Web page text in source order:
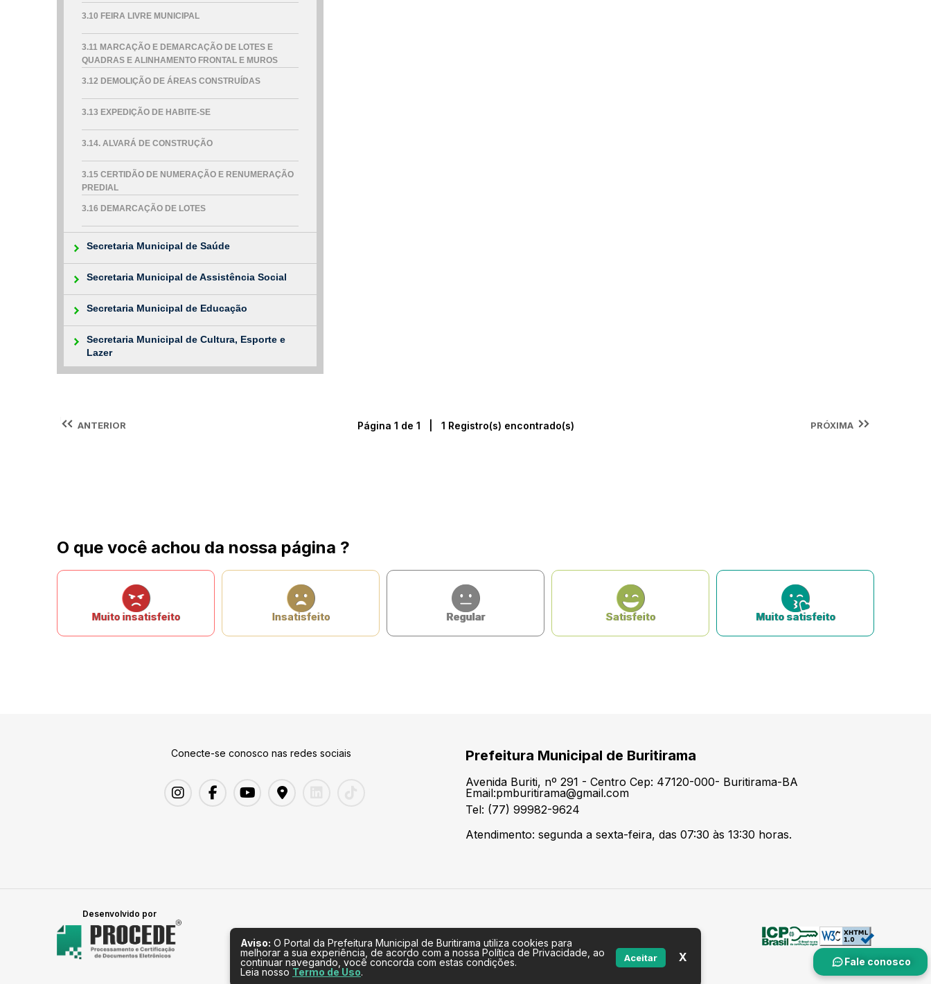
Fale conosco
3.10 FEIRA LIVRE MUNICIPAL
3.11 MARCAÇÃO E DEMARCAÇÃO DE LOTES E
QUADRAS E ALINHAMENTO FRONTAL E MUROS
3.12 DEMOLIÇÃO DE ÁREAS CONSTRUÍDAS
3.13 EXPEDIÇÃO DE HABITE-SE
3.14. ALVARÁ DE CONSTRUÇÃO
3.15 CERTIDÃO DE NUMERAÇÃO E RENUMERAÇÃO
PREDIAL
3.16 DEMARCAÇÃO DE LOTES
Secretaria Municipal de Saúde
Secretaria Municipal de Assistência Social
Secretaria Municipal de Educação
Secretaria Municipal de Cultura, Esporte e
Lazer
ANTERIOR Página 1 de 1 | 1 Registro(s) encontrado(s) PRÓXIMA
O que você achou da nossa página ?
Muito insatisfeito Insatisfeito Regular Satisfeito Muito satisfeito
Conecte-se conosco nas redes sociais Prefeitura Municipal de Buritirama
Avenida Buriti, nº 291 - Centro Cep: 47120-000- Buritirama-BA
Email:pmburitirama@gmail.com
Tel: (77) 99982-9624
Atendimento: segunda a sexta-feira, das 07:30 às 13:30 horas.
Desenvolvido por
Aviso: O Portal da Prefeitura Municipal de Buritirama utiliza cookies para
melhorar a sua experiência, de acordo com a nossa Política de Privacidade, ao
continuar navegando, você concorda com estas condições.
Leia nosso Termo de Uso.
Aceitar X